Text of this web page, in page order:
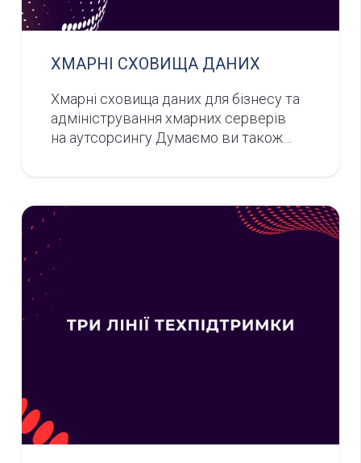
ХМАРНІ СХОВИЩА ДАНИХ
Хмарні сховища даних для бізнесу та
адміністрування хмарних серверів
на аутсорсингу Думаємо ви також…